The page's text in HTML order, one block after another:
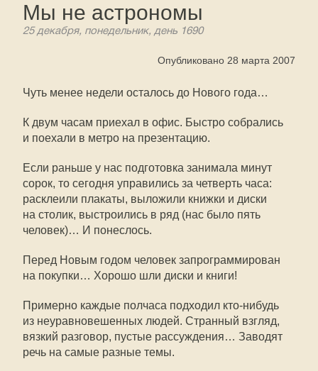
Мы не астрономы
25 декабря, понедельник, день 1690
Опубликовано 28 марта 2007
Чуть менее недели осталось до Нового года…
К двум часам приехал в офис. Быстро собрались
и поехали в метро на презентацию.
Если раньше у нас подготовка занимала минут
сорок, то сегодня управились за четверть часа:
расклеили плакаты, выложили книжки и диски
на столик, выстроились в ряд (нас было пять
человек)… И понеслось.
Перед Новым годом человек запрограммирован
на покупки… Хорошо шли диски и книги!
Примерно каждые полчаса подходил кто-нибудь
из неуравновешенных людей. Странный взгляд,
вязкий разговор, пустые рассуждения… Заводят
речь на самые разные темы.